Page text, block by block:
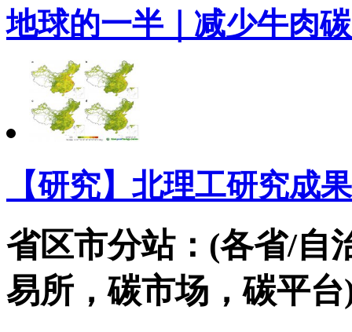
地球的一半｜减少牛肉
【研究】北理工研究成
省区市分站：(各省/自
易所，碳市场，碳平台